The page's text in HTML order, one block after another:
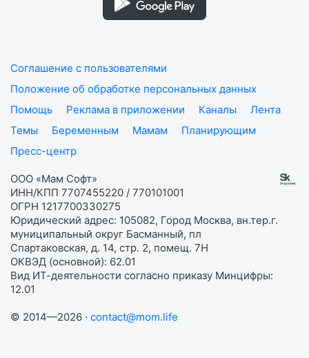
Соглашение с пользователями
Положение об обработке персональных данных
Помощь
Реклама в приложении Каналы
Лента
Темы
Беременным Мамам
Планирующим
Пресс-центр
ООО «Мам Софт»
ИНН/КПП 7707455220 / 770101001
ОГРН 1217700330275
Юридический адрес: 105082, Город Москва, вн.тер.г.
муниципальный округ Басманный, пл
Спартаковская, д. 14, стр. 2, помещ. 7Н
ОКВЭД (основной): 62.01
Вид ИТ-деятельности согласно приказу Минцифры:
12.01
© 2014—2026 · contact@mom.life